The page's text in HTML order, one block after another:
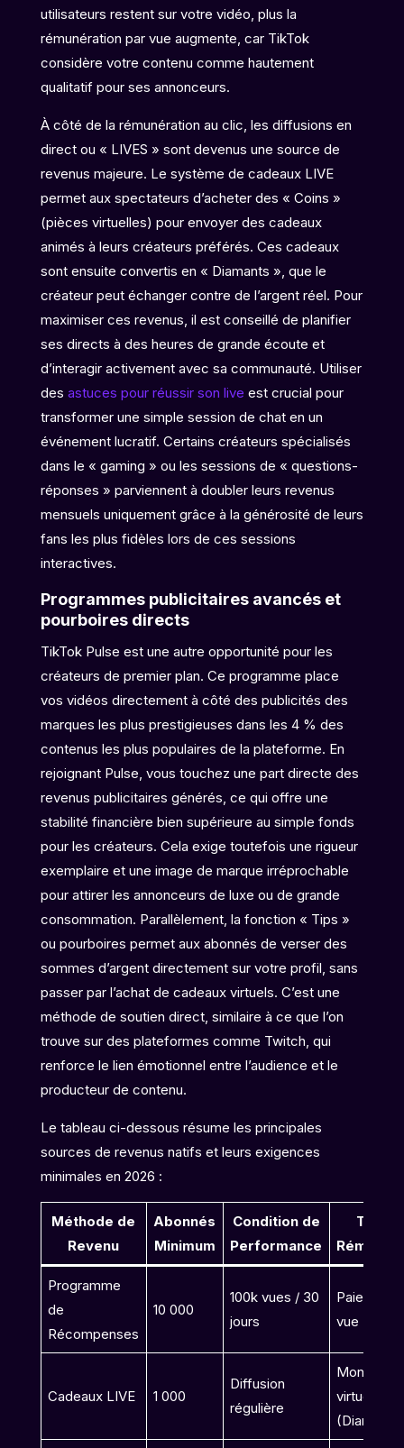
utilisateurs restent sur votre vidéo, plus la
rémunération par vue augmente, car TikTok
considère votre contenu comme hautement
qualitatif pour ses annonceurs.
À côté de la rémunération au clic, les diffusions en
direct ou « LIVES » sont devenus une source de
revenus majeure. Le système de cadeaux LIVE
permet aux spectateurs d’acheter des « Coins »
(pièces virtuelles) pour envoyer des cadeaux
animés à leurs créateurs préférés. Ces cadeaux
sont ensuite convertis en « Diamants », que le
créateur peut échanger contre de l’argent réel. Pour
maximiser ces revenus, il est conseillé de planifier
ses directs à des heures de grande écoute et
d’interagir activement avec sa communauté. Utiliser
des astuces pour réussir son live est crucial pour
transformer une simple session de chat en un
événement lucratif. Certains créateurs spécialisés
dans le « gaming » ou les sessions de « questions-
réponses » parviennent à doubler leurs revenus
mensuels uniquement grâce à la générosité de leurs
fans les plus fidèles lors de ces sessions
interactives.
Programmes publicitaires avancés et
pourboires directs
TikTok Pulse est une autre opportunité pour les
créateurs de premier plan. Ce programme place
vos vidéos directement à côté des publicités des
marques les plus prestigieuses dans les 4 % des
contenus les plus populaires de la plateforme. En
rejoignant Pulse, vous touchez une part directe des
revenus publicitaires générés, ce qui offre une
stabilité financière bien supérieure au simple fonds
pour les créateurs. Cela exige toutefois une rigueur
exemplaire et une image de marque irréprochable
pour attirer les annonceurs de luxe ou de grande
consommation. Parallèlement, la fonction « Tips »
ou pourboires permet aux abonnés de verser des
sommes d’argent directement sur votre profil, sans
passer par l’achat de cadeaux virtuels. C’est une
méthode de soutien direct, similaire à ce que l’on
trouve sur des plateformes comme Twitch, qui
renforce le lien émotionnel entre l’audience et le
producteur de contenu.
Le tableau ci-dessous résume les principales
sources de revenus natifs et leurs exigences
minimales en 2026 :
Méthode de
Revenu
Abonnés
Minimum
Condition de
Performance
Type
Programme
de
Récompenses
10 000
100k vues / 30
jours
Paiement
vue (RPM)
Cadeaux LIVE 1 000
Diffusion
régulière
Monnaie
virtuelle